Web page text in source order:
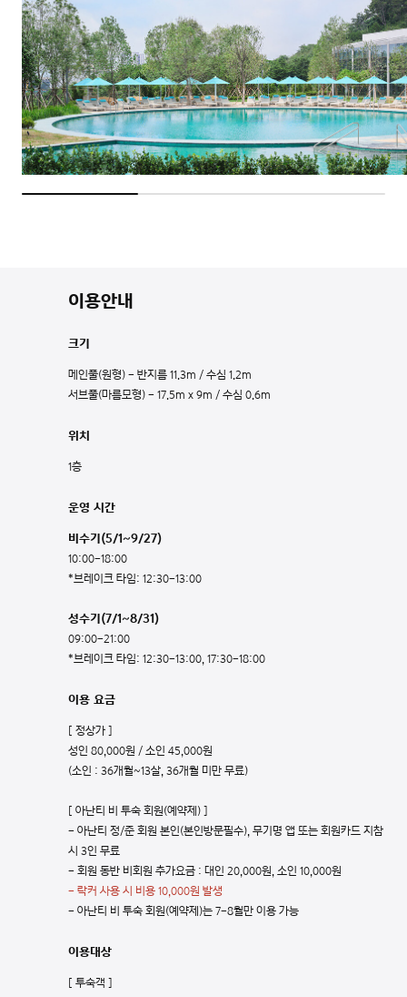
이용안내
크기
메인풀(원형) - 반지름 11.3m / 수심 1.2m
서브풀(마름모형) - 17.5m x 9m / 수심 0.6m
위치
1층
운영 시간
비수기(5/1~9/27)
10:00-18:00
*브레이크 타임: 12:30-13:00
성수기(7/1~8/31)
09:00-21:00
*브레이크 타임: 12:30-13:00, 17:30-18:00
이용 요금
[ 정상가 ]
성인 80,000원 / 소인 45,000원
(소인 : 36개월~13살, 36개월 미만 무료)
[ 아난티 비 투숙 회원(예약제) ]
- 아난티 정/준 회원 본인(본인방문필수), 무기명 앱 또는 회원카드 지참
시 3인 무료
- 회원 동반 비회원 추가요금 : 대인 20,000원, 소인 10,000원
- 락커 사용 시 비용 10,000원 발생
- 아난티 비 투숙 회원(예약제)는 7-8월만 이용 가능
이용대상
[ 투숙객 ]